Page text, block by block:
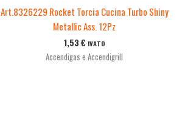
Art.8326229 Rocket Torcia Cucina Turbo Shiny
Metallic Ass. 12Pz
1,53 € IVATO
Accendigas e Accendigrill